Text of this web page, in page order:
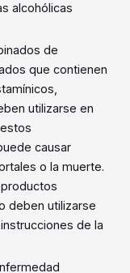
alcohólicas
de
que contienen
utilizarse en
causar
o la muerte.
productos
deben utilizarse
de la